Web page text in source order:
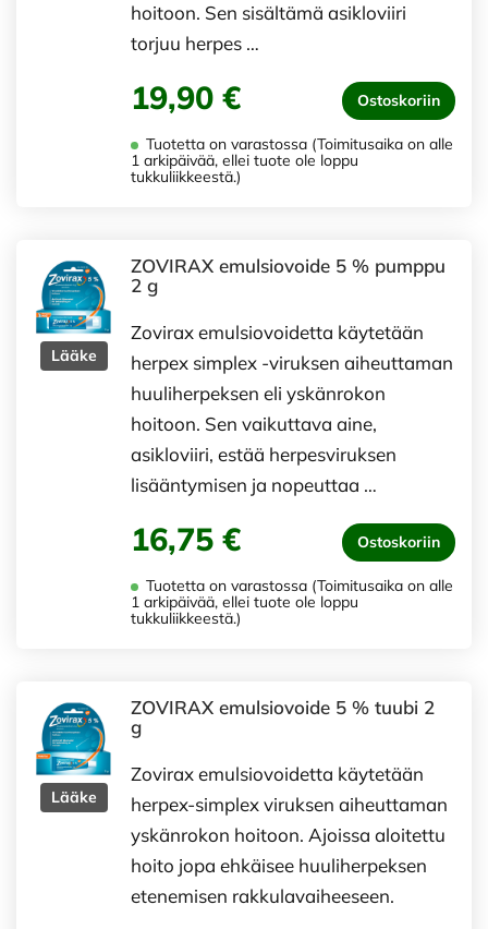
hoitoon. Sen sisältämä asikloviiri
torjuu herpes …
19,90 € Ostoskoriin
Tuotetta on varastossa (Toimitusaika on alle
1 arkipäivää, ellei tuote ole loppu
tukkuliikkeestä.)
Lääke
ZOVIRAX emulsiovoide 5 % pumppu
2 g
Zovirax emulsiovoidetta käytetään
herpex simplex -viruksen aiheuttaman
huuliherpeksen eli yskänrokon
hoitoon. Sen vaikuttava aine,
asikloviiri, estää herpesviruksen
lisääntymisen ja nopeuttaa …
16,75 € Ostoskoriin
Tuotetta on varastossa (Toimitusaika on alle
1 arkipäivää, ellei tuote ole loppu
tukkuliikkeestä.)
Lääke
ZOVIRAX emulsiovoide 5 % tuubi 2
g
Zovirax emulsiovoidetta käytetään
herpex-simplex viruksen aiheuttaman
yskänrokon hoitoon. Ajoissa aloitettu
hoito jopa ehkäisee huuliherpeksen
etenemisen rakkulavaiheeseen.